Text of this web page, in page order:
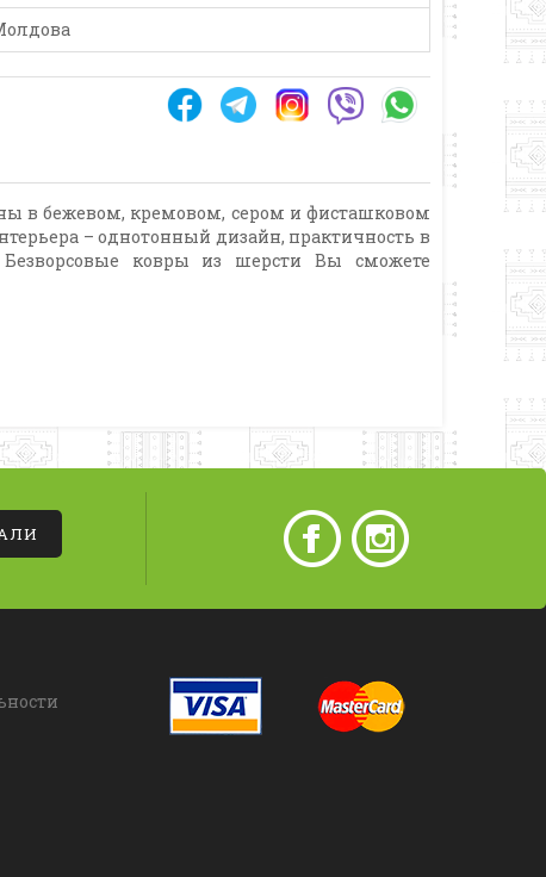
в бежевом, кремовом, сером и фисташковом
– однотонный дизайн, практичность в
Безворсовые ковры из шерсти Вы сможете